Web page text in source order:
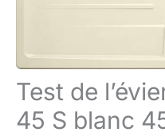
Test de
45 S blanc